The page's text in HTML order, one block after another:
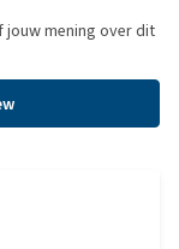
jouw mening over dit